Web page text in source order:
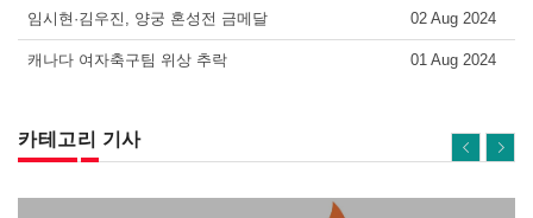
임시현·김우진, 양궁 혼성전 금메달 02 Aug 2024
캐나다 여자축구팀 위상 추락 01 Aug 2024
카테고리 기사